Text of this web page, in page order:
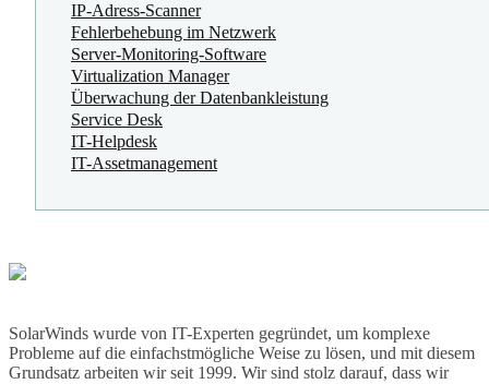
IP-Adress-Scanner
Fehlerbehebung im Netzwerk
Server-Monitoring-Software
Virtualization Manager
Überwachung der Datenbankleistung
Service Desk
IT-Helpdesk
IT-Assetmanagement
SolarWinds wurde von IT-Experten gegründet, um komplexe
Probleme auf die einfachstmögliche Weise zu lösen, und mit diesem
Grundsatz arbeiten wir seit 1999. Wir sind stolz darauf, dass wir